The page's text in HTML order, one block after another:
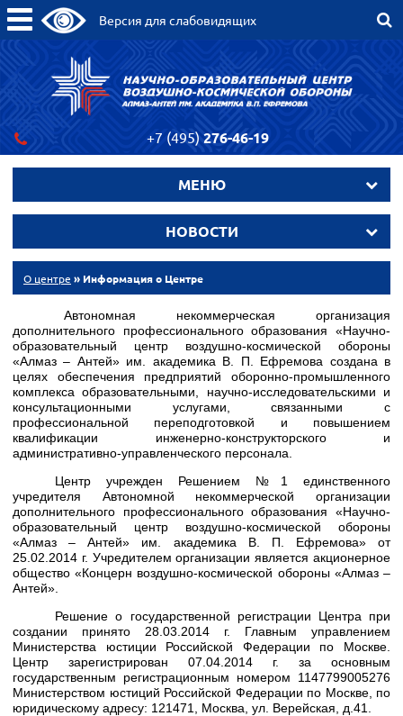
Версия для слабовидящих
+7 (495) 276-46-19
МЕНЮ
НОВОСТИ
О центре » Информация о Центре
Автономная некоммерческая организация
дополнительного профессионального образования «Научно-
образовательный центр воздушно-космической обороны
«Алмаз – Антей» им. академика В. П. Ефремова создана в
целях обеспечения предприятий оборонно-промышленного
комплекса образовательными, научно-исследовательскими и
консультационными услугами, связанными с
профессиональной переподготовкой и повышением
квалификации инженерно-конструкторского и
административно-управленческого персонала.
Центр учрежден Решением №1 единственного
учредителя Автономной некоммерческой организации
дополнительного профессионального образования «Научно-
образовательный центр воздушно-космической обороны
«Алмаз – Антей» им. академика В. П. Ефремова» от
25.02.2014 г. Учредителем организации является акционерное
общество «Концерн воздушно-космической обороны «Алмаз –
Антей».
Решение о государственной регистрации Центра при
создании принято 28.03.2014 г. Главным управлением
Министерства юстиции Российской Федерации по Москве.
Центр зарегистрирован 07.04.2014 г. за основным
государственным регистрационным номером 1147799005276
Министерством юстиций Российской Федерации по Москве, по
юридическому адресу: 121471, Москва, ул. Верейская, д.41.